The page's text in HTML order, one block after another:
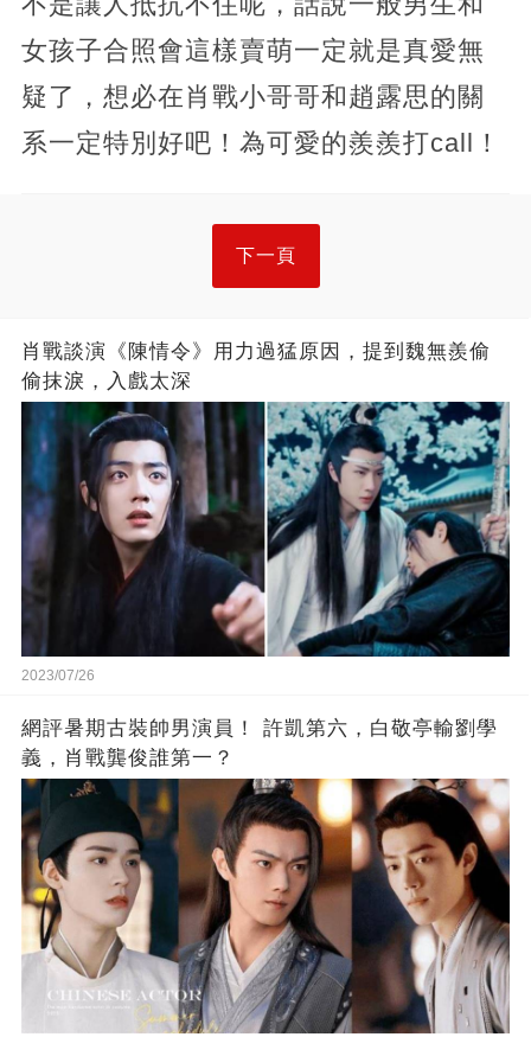
女孩子合照會這樣賣萌一定就是真愛無
疑了，想必在肖戰小哥哥和趙露思的關
系一定特別好吧！為可愛的羨羨打call！
下一頁
肖戰談演《陳情令》用力過猛原因，提到魏無羨偷
偷抹淚，入戲太深
2023/07/26
網評暑期古裝帥男演員！ 許凱第六，白敬亭輸劉學
義，肖戰龔俊誰第一？